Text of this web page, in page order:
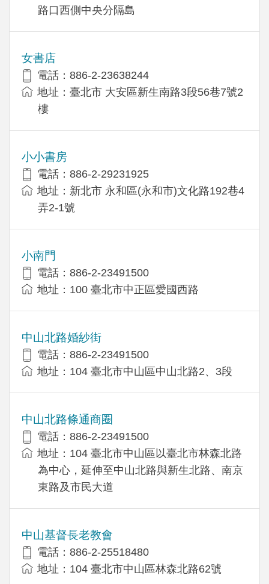
路口西側中央分隔島
女書店
電話：886-2-23638244
地址：臺北市 大安區新生南路3段56巷7號2
樓
小小書房
電話：886-2-29231925
地址：新北市 永和區(永和市)文化路192巷4
弄2-1號
小南門
電話：886-2-23491500
地址：100 臺北市中正區愛國西路
中山北路婚紗街
電話：886-2-23491500
地址：104 臺北市中山區中山北路2、3段
中山北路條通商圈
電話：886-2-23491500
地址：104 臺北市中山區以臺北市林森北路
為中心，延伸至中山北路與新生北路、南京
東路及市民大道
中山基督長老教會
電話：886-2-25518480
地址：104 臺北市中山區林森北路62號